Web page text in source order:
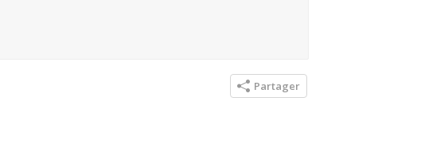
Partager